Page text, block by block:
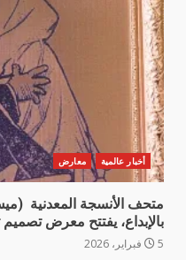
أخبار عالمية معارض
متحف الأنسجة المعدنية
بالإبداع، يفتتح معرض
5 فبراير، 2026